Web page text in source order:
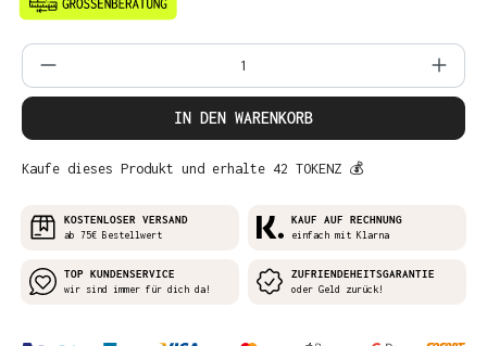
Produkt Anzahl: Gib den gewünschten
IN DEN WARENKORB
Kaufe dieses Produkt und erhalte 42 TOKENZ 💰
KOSTENLOSER VERSAND
ab 75€ Bestellwert
KAUF AUF RECHNUNG
einfach mit Klarna
TOP KUNDENSERVICE
wir sind immer für dich da!
ZUFRIENDEHEITSGARANTIE
oder Geld zurück!